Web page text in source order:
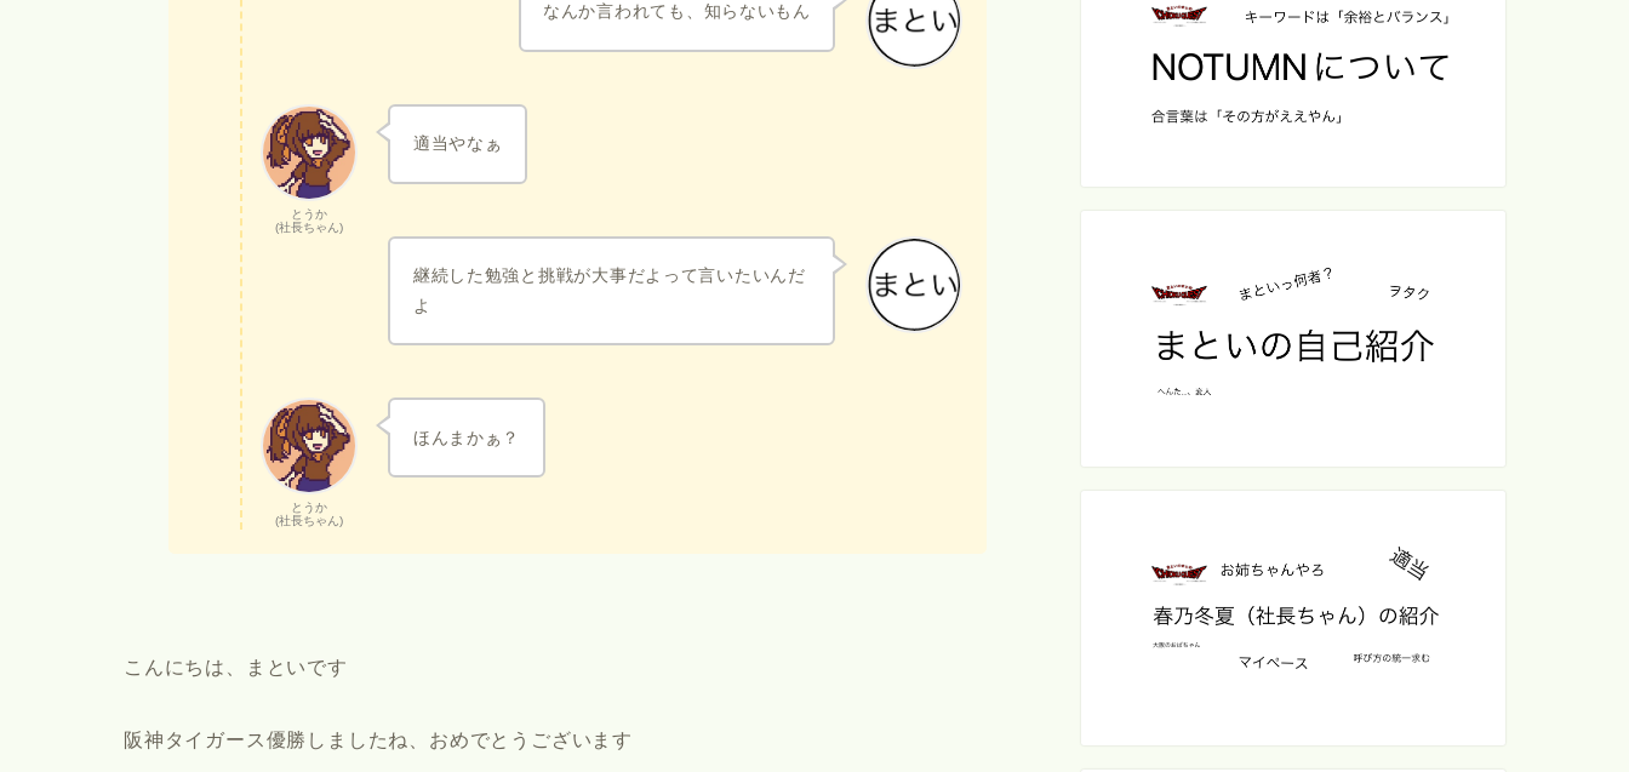
なんか言われても、知らないもん
とうか
(社長ちゃん)
適当やなぁ
継続した勉強と挑戦が大事だよって言いたいんだ
よ
とうか
(社長ちゃん)
ほんまかぁ？
こんにちは、まといです
阪神タイガース優勝しましたね、おめでとうございます